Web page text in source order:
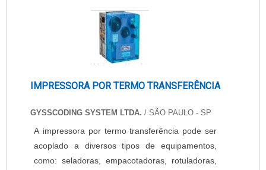
os serviços, encontra o site da EPcenter...
IMPRESSORA POR TERMO TRANSFERÊNCIA
GYSSCODING SYSTEM LTDA. / SÃO PAULO - SP
A impressora por termo transferência pode ser
acoplado a diversos tipos de equipamentos,
como: seladoras, empacotadoras, rotuladoras,